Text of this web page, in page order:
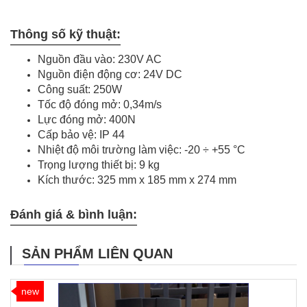
Thông số kỹ thuật:
Nguồn đầu vào: 230V AC
Nguồn điện động cơ: 24V DC
Công suất: 250W
Tốc độ đóng mở: 0,34m/s
Lực đóng mở: 400N
Cấp bảo vệ: IP 44
Nhiệt độ môi trường làm việc: -20 ÷ +55 °C
Trọng lượng thiết bị: 9 kg
Kích thước: 325 mm x 185 mm x 274 mm
Đánh giá & bình luận:
SẢN PHẨM LIÊN QUAN
new